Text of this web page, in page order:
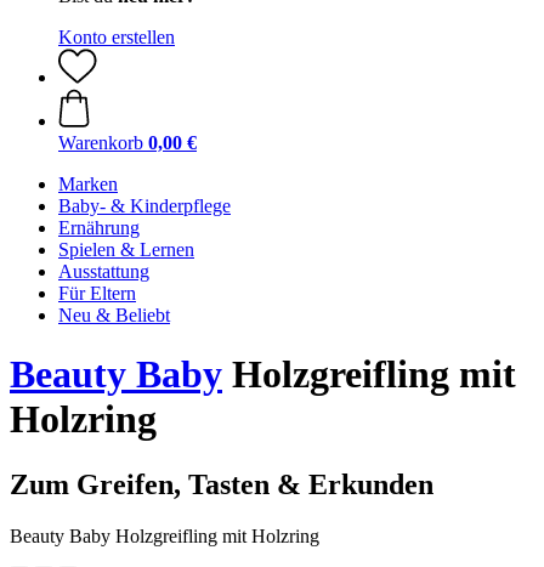
Konto erstellen
Warenkorb 0,00 €
Marken
Baby- & Kinderpflege
Ernährung
Spielen & Lernen
Ausstattung
Für Eltern
Neu & Beliebt
Beauty Baby Holzgreifling mit
Holzring
Zum Greifen, Tasten & Erkunden
Beauty Baby Holzgreifling mit Holzring